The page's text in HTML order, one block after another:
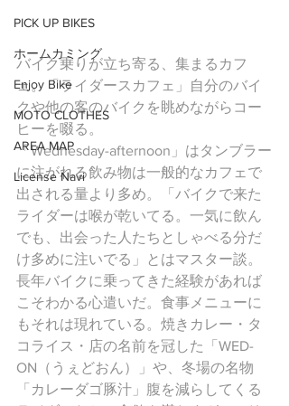
PICK UP BIKES
ホームカミング
Enjoy Bike
MOTO CLOTHES
AREA MAP
License Navi
バイク乗りが立ち寄る、集まるカフ
ェ。「ライダースカフェ」自分のバイ
クや他の客のバイクを眺めながらコー
ヒーを啜る。
「Wednesday-afternoon」はタンブラー
に注がれる飲み物は一般的なカフェで
出される量より多め。「バイクで来た
ライダーは喉が乾いてる。一気に飲ん
でも、出会った人たちとしゃべる分だ
け多めに注いでる」とはマスター談。
長年バイクに乗ってきた経験があれば
こそわかる心遣いだ。食事メニューに
もそれは現れている。焼きカレー・タ
コライス・店の名前を冠した「WED-
ON（うぇどおん）」や、冬場の名物
「カレーダゴ豚汁」腹を減らしてくる